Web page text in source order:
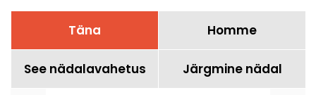
Täna Homme
See nädalavahetus Järgmine nädal